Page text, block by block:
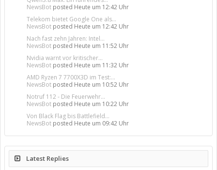
NewsBot posted Heute um 12:42 Uhr
Telekom bietet Google One als...
NewsBot posted Heute um 12:42 Uhr
Nach fast zehn Jahren: Intel...
NewsBot posted Heute um 11:52 Uhr
Nvidia warnt vor kritischer...
NewsBot posted Heute um 11:32 Uhr
AMD Ryzen 7 7700X3D im Test:...
NewsBot posted Heute um 10:52 Uhr
Notruf 112 - Die Feuerwehr...
NewsBot posted Heute um 10:22 Uhr
Von Black Flag bis Battlefield...
NewsBot posted Heute um 09:42 Uhr
Latest Replies